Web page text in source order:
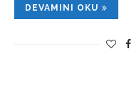
DEVAMINI OKU